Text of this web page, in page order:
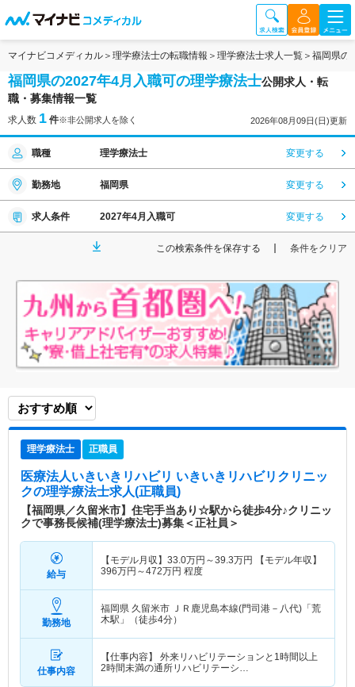
マイナビコメディカル 理学療法士の転職情報 理学療法士求人一覧 福岡県の
福岡県の2027年4月入職可の理学療法士公開求人・転
職・募集情報一覧
求人数 1 件※非公開求人を除く 2026年08月09日(日)更新
職種 理学療法士 変更する
勤務地 福岡県 変更する
求人条件 2027年4月入職可 変更する
この検索条件を保存する 条件をクリア
理学療法士 正職員
医療法人いきいきリハビリ いきいきリハビリクリニッ
クの理学療法士求人(正職員)
【福岡県／久留米市】住宅手当あり☆駅から徒歩4分♪クリニッ
クで事務長候補(理学療法士)募集＜正社員＞
給与
【モデル月収】 33.0万円～39.3万円
【モデル年収】
396万円～472万円 程度
勤務地
福岡県 久留米市 ＪＲ鹿児島本線(門司港－八代)「荒
木駅」（徒歩4分）
仕事内容
【仕事内容】 外来リハビリテーションと1時間以上
2時間未満の通所リハビリテーシ…